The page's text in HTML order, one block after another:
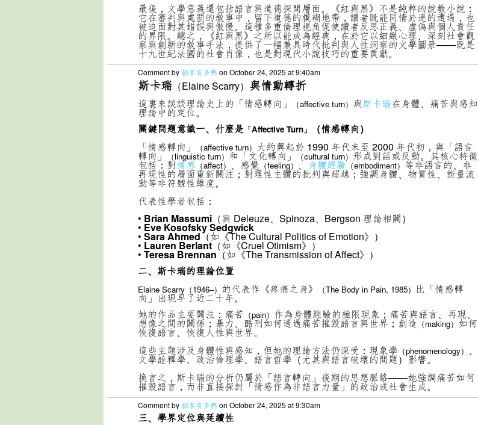
最後，文學意義還包括語言與道德探問層面。《紅與黑》不是純粹的說教小說：
它在審判與處罰的敘事中，留下道德的模糊地帶，讀者既能同情於連的遭遇，也
被迫面對其錯誤與傲慢。這種多重倫理視角促使讀者反思正義、虛偽與個人責任
的界限。總之，《紅與黑》之所以能成為經典，在於它以細緻心理、深刻社會觀
察與創新的敘事手法，提供了一幅兼具時代批判與人性洞察的文學圖景——既是
十九世紀法國的社會肖像，也是對現代小說技巧的重要貢獻。
Comment by 創客有多熱 on October 24, 2025 at 9:40am
斯卡瑞 （Elaine Scarry） 與情動轉折
這裏来談談理論史上的「情感轉向」 （affective turn） 與斯卡瑞在身體、痛苦與感知
理論中的定位。
關鍵問題意識一、什麼是 「Affective Turn」
（情感轉向）
「情感轉向」
（affective turn） 大約興起於 1990 年代末至 2000 年代初，與「語言
轉向」 （linguistic turn） 和「文化轉向」 （cultural turn） 形成對話或反動。其核心特徵
包括：對情感 （affect） 、感覺 （feeling） 、 身體經驗（embodiment） 等非語言的、非
再現性的層面重新關注；對理性主體的批判與超越；強調身體、物質性、能量流
動等非符號性維度。
代表性學者包括：
• Brian Massumi （與 Deleuze、Spinoza、Bergson 理論相關）
• Eve Kosofsky Sedgwick
• Sara Ahmed（如《The Cultural Politics of Emotion》）
• Lauren Berlant（如《Cruel Otimism》）
• Teresa Brennan（如《The Transmission of Affect》）
二、斯卡瑞的理論位置
Elaine Scarry（1946–） 的代表作《疼痛之身》 （The Body in Pain, 1985） 比「情感轉
向」出現早了近二十年。
她的作品主要關注：痛苦 （pain） 作為身體經驗的極限現象；痛苦與語言、再現、
想像之間的關係；暴力、酷刑如何透過痛苦摧毀語言與世界；創造 （making） 如何
恢復語言、恢復人性與世界。
這些主題涉及身體性與感知，但她的理論方法仍深受：現象學 （phenomenology） 、
文學詮釋學、政治倫理學、語言哲學（尤其與語言破壞的問題）影響。
換言之，斯卡瑞的分析仍屬於「語言轉向」後期的思想脈絡——她強調痛苦如何
摧毀語言，而非直接探討「情感作為非語言力量」的政治或社會生成。
Comment by 創客有多熱 on October 24, 2025 at 9:30am
三、學界定位與延續性